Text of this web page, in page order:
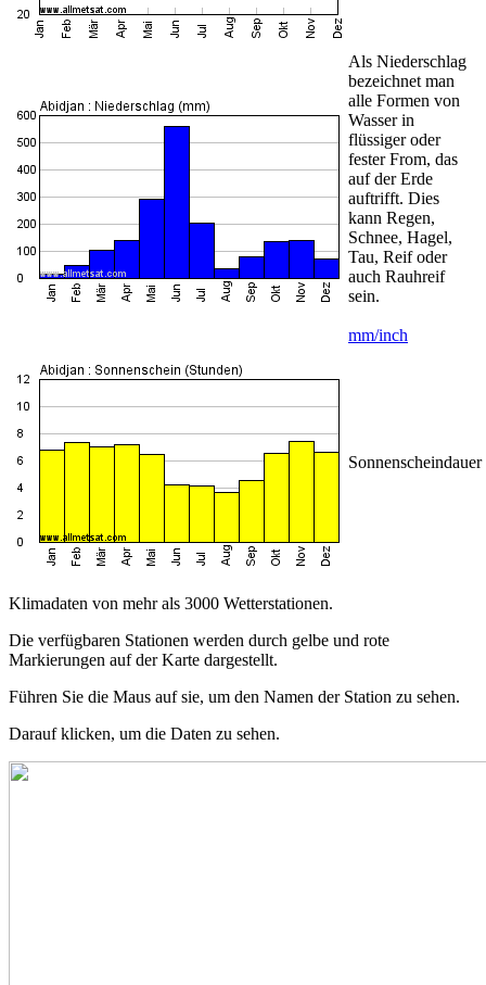
Als Niederschlag
bezeichnet man
alle Formen von
Wasser in
flüssiger oder
fester From, das
auf der Erde
auftrifft. Dies
kann Regen,
Schnee, Hagel,
Tau, Reif oder
auch Rauhreif
sein.
mm/inch
Sonnenscheindauer
Klimadaten von mehr als 3000 Wetterstationen.
Die verfügbaren Stationen werden durch gelbe und rote
Markierungen auf der Karte dargestellt.
Führen Sie die Maus auf sie, um den Namen der Station zu sehen.
Darauf klicken, um die Daten zu sehen.